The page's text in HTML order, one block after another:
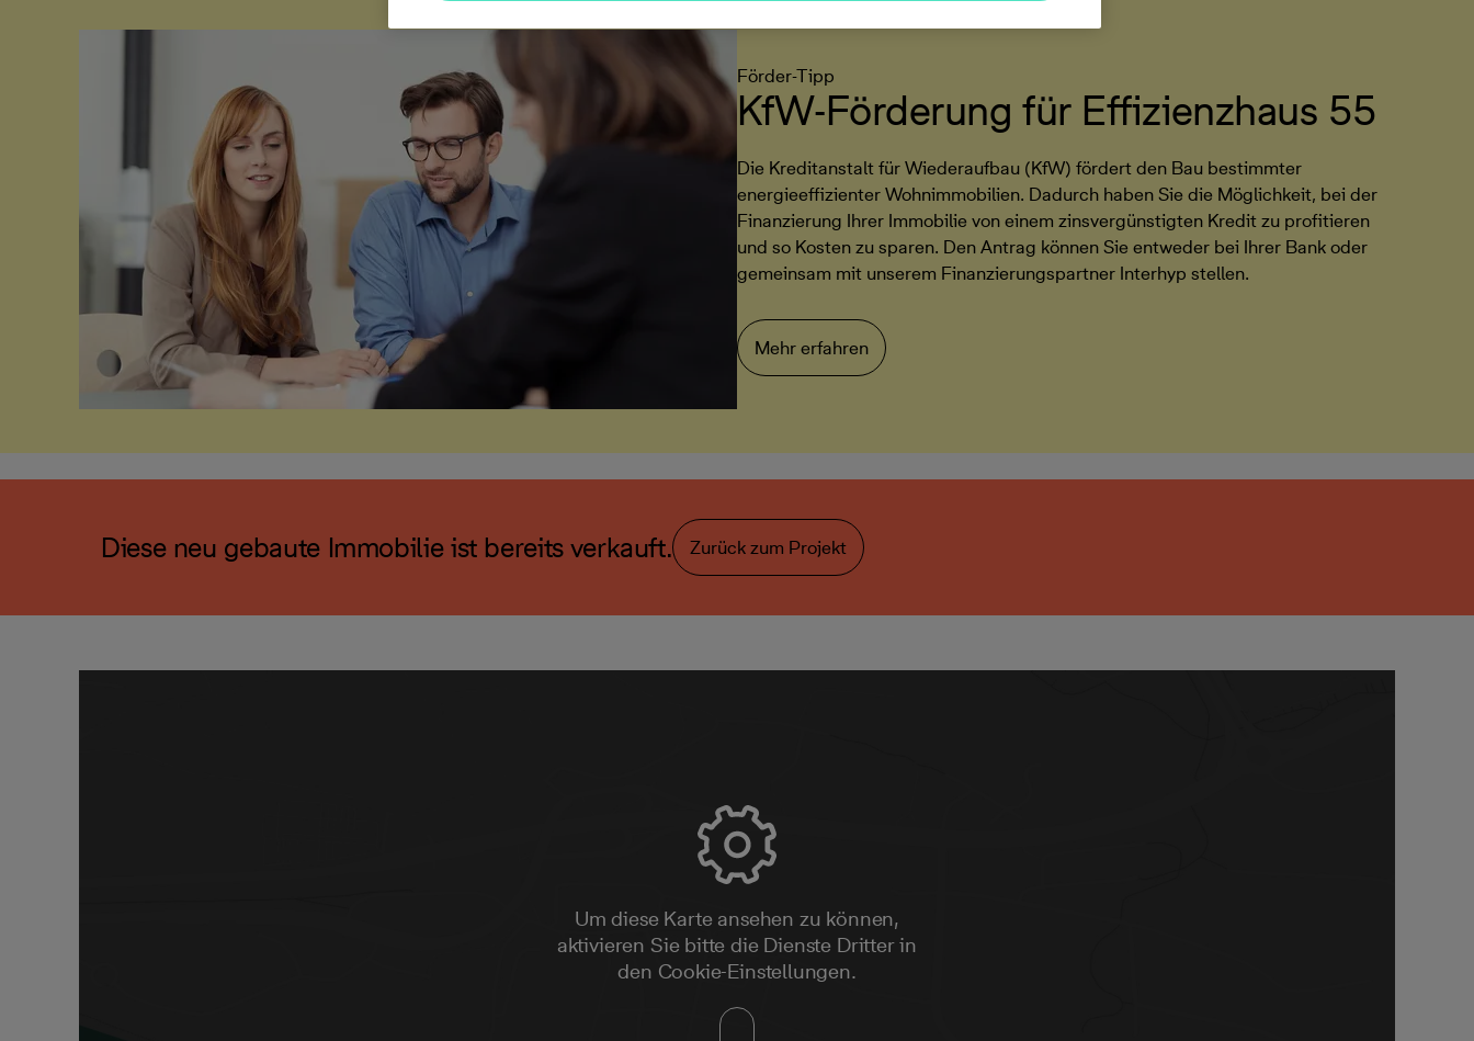
Förder-Tipp
KfW-Förderung für Effizienzhaus 55
Die Kreditanstalt für Wiederaufbau (KfW) fördert den Bau bestimmter
energieeffizienter Wohnimmobilien. Dadurch haben Sie die Möglichkeit, bei der
Finanzierung Ihrer Immobilie von einem zinsvergünstigten Kredit zu profitieren
und so Kosten zu sparen. Den Antrag können Sie entweder bei Ihrer Bank oder
gemeinsam mit unserem Finanzierungspartner Interhyp stellen.
Mehr erfahren
Diese neu gebaute Immobilie ist bereits verkauft. Zurück zum Projekt
Um diese Karte ansehen zu können,
aktivieren Sie bitte die Dienste Dritter in
den Cookie-Einstellungen.